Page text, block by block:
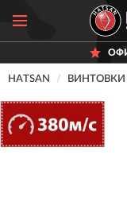
HATSAN ВИНТОВКИ